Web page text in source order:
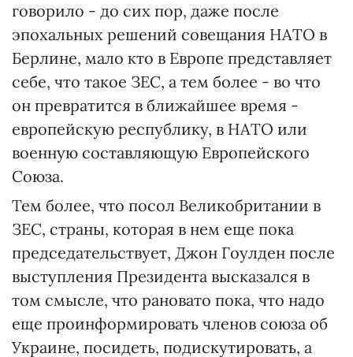
говорило - до сих пор, даже после
эпохальных решений совещания НАТО в
Берлине, мало кто в Европе представляет
себе, что такое ЗЕС, а тем более - во что
он превратится в ближайшее время -
европейскую республику, в НАТО или
военную составляющую Европейского
Союза.
Тем более, что посол Великобритании в
ЗЕС, страны, которая в нем еще пока
председательствует, Джон Гоулден после
выступления Президента высказался в
том смысле, что рановато пока, что надо
еще проинформировать членов союза об
Украине, посидеть, подискутировать, а